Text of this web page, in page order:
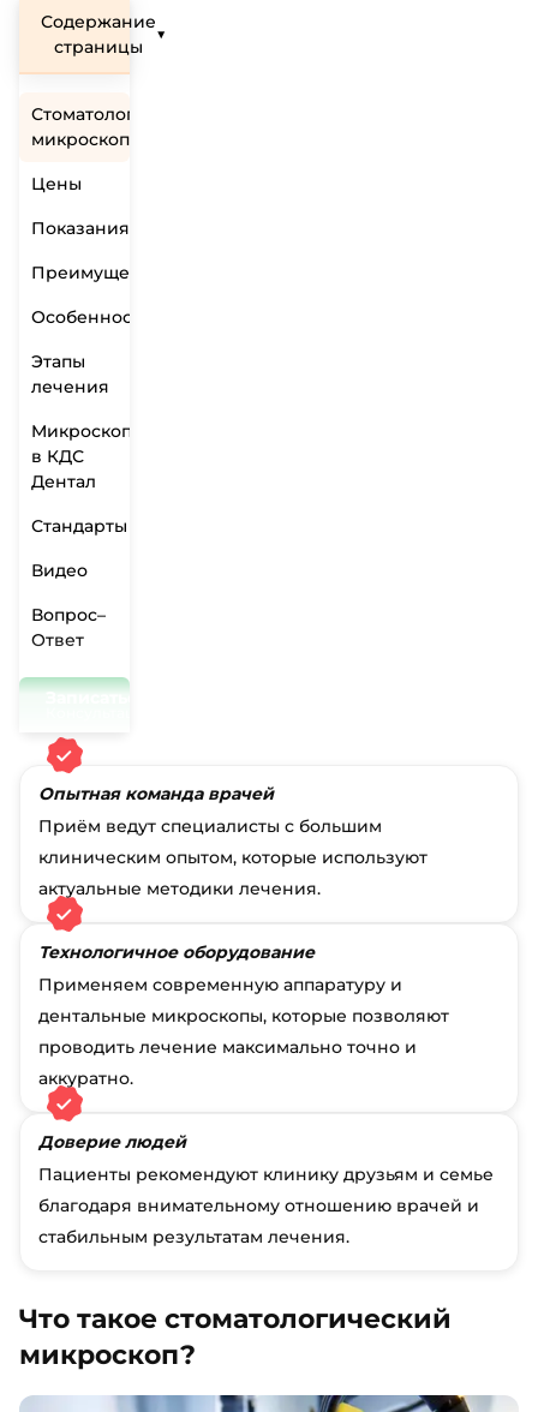
Содержание
страницы
▼
Стоматологический
микроскоп
Цены
Показания
Преимущества
Особенности
Этапы
лечения
Mикроскоп
в КДС
Дентал
Стандарты
Видео
Вопрос–
Ответ
Записаться на приём
Опытная команда врачей
Приём ведут специалисты с большим
клиническим опытом, которые используют
актуальные методики лечения.
Технологичное оборудование
Применяем современную аппаратуру и
дентальные микроскопы, которые позволяют
проводить лечение максимально точно и
аккуратно.
Доверие людей
Пациенты рекомендуют клинику друзьям и семье
благодаря внимательному отношению врачей и
стабильным результатам лечения.
Что такое стоматологический
микроскоп?